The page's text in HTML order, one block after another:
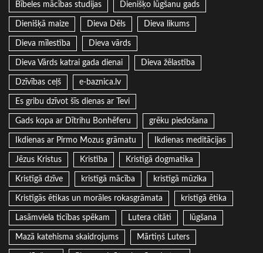
Bībeles mācības studijas Dienišķo lūgšanu gads
Dienišķā maize Dieva Dēls Dieva likums
Dieva mīlestība Dieva vārds
Dieva Vārds katrai gada dienai Dieva žēlastība
Dzīvības ceļš e-baznica.lv
Es gribu dzīvot šīs dienas ar Tevi
Gads kopa ar Dītrihu Bonhēferu grēku piedošana
Ikdienas ar Pirmo Mozus grāmatu Ikdienas meditācijas
Jēzus Kristus Kristība Kristīgā dogmatika
Kristīgā dzīve kristīgā mācība kristīgā mūzika
Kristīgās ētikas un morāles rokasgrāmata kristīgā ētika
Lasāmviela ticības spēkam Lutera citāti lūgšana
Mazā katehisma skaidrojums Mārtiņš Luters